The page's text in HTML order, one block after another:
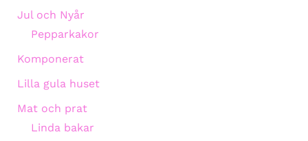
Jul och Nyår
Pepparkakor
Komponerat
Lilla gula huset
Mat och prat
Linda bakar